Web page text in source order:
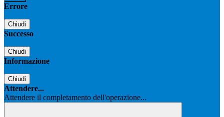
Errore
Chiudi
Successo
Chiudi
Informazione
Chiudi
Attendere...
Attendere il completamento dell'operazione...